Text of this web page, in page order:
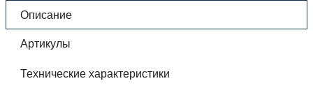
Описание
Артикулы
Технические характеристики